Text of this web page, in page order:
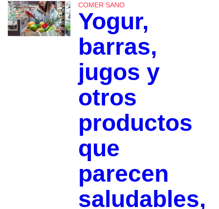
COMER SANO
Yogur,
barras,
jugos y
otros
productos
que
parecen
saludables,